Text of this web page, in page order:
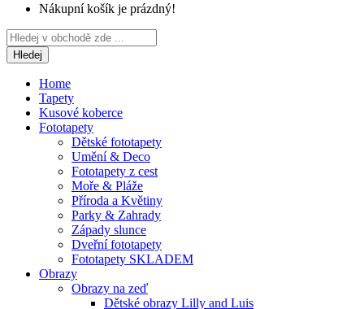
Nákupní košík je prázdný!
Hledej
Home
Tapety
Kusové koberce
Fototapety
Dětské fototapety
Umění & Deco
Fototapety z cest
Moře & Pláže
Příroda a Květiny
Parky & Zahrady
Západy slunce
Dveřní fototapety
Fototapety SKLADEM
Obrazy
Obrazy na zeď
Dětské obrazy Lilly and Luis